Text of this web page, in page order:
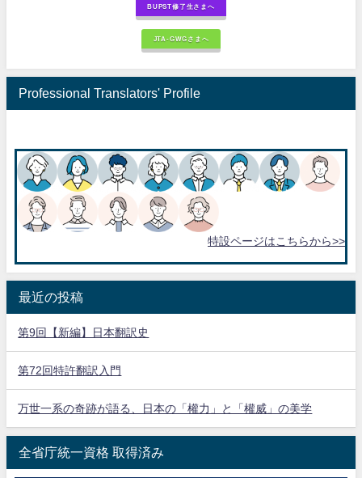
BUPST修了生さまへ
JTA-GWGさまへ
Professional Translators' Profile
特設ページはこちらから>>
最近の投稿
第9回【新編】日本翻訳史
第72回特許翻訳入門
万世一系の奇跡が語る、日本の「權力」と「權威」の美学
全省庁統一資格 取得済み